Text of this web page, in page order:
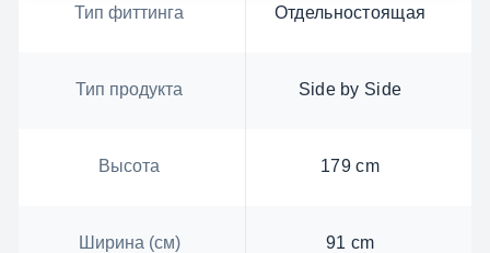
Тип фиттинга Отдельностоящая
Тип продукта Side by Side
Высота 179 cm
Ширина (см) 91 cm